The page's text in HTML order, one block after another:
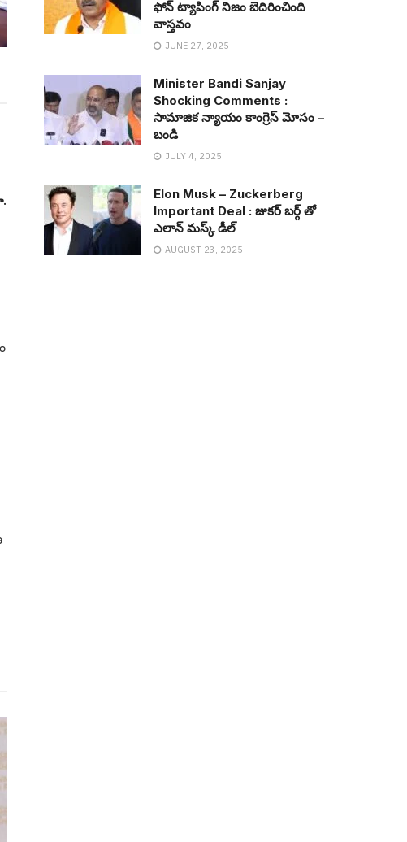
ఫోన్ ట్యాపింగ్ నిజం బెదిరించింది
వాస్త‌వం
JUNE 27, 2025
Minister Bandi Sanjay
Shocking Comments :
సామాజిక న్యాయం కాంగ్రెస్ మోసం –
బండి
JULY 4, 2025
Elon Musk – Zuckerberg
Important Deal : జుక‌ర్ బ‌ర్గ్ తో
ఎలాన్ మ‌స్క్ డీల్
AUGUST 23, 2025